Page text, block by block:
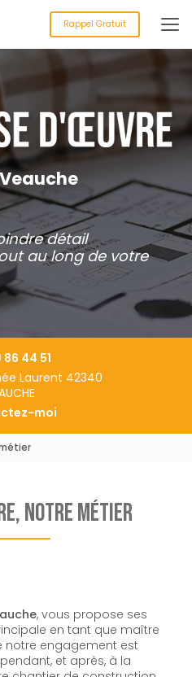
Rappel Gratuit
détail
au long de votre
44 51
Laurent 42340
moi
notre métier
, vous propose ses
en tant que maître
notre engagement est
et après, à la